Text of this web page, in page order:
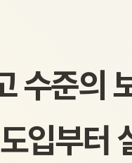
수준의
입부터